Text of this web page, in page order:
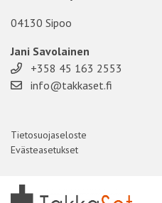
04130 Sipoo
Jani Savolainen
+358 45 163 2553
info@takkaset.fi
Tietosuojaseloste
Evästeasetukset